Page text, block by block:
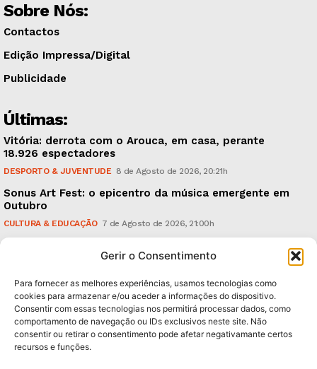
Gerir o Consentimento
Para fornecer as melhores experiências, usamos tecnologias como
cookies para armazenar e/ou aceder a informações do dispositivo.
Consentir com essas tecnologias nos permitirá processar dados, como
comportamento de navegação ou IDs exclusivos neste site. Não
consentir ou retirar o consentimento pode afetar negativamante certos
recursos e funções.
Sobre Nós:
Contactos
Edição Impressa/Digital
Publicidade
Últimas:
Vitória: derrota com o Arouca, em casa, perante
18.926 espectadores
DESPORTO & JUVENTUDE 8 de Agosto de 2026, 20:21h
Sonus Art Fest: o epicentro da música emergente em
Outubro
CULTURA & EDUCAÇÃO 7 de Agosto de 2026, 21:00h
Subscreva Newsletter: